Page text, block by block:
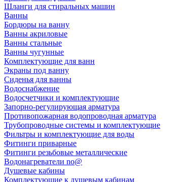
Шланги для стиральных машин
Ванны
Бордюры на ванну
Ванны акриловые
Ванны стальные
Ванны чугунные
Комплектующие для ванн
Экраны под ванну
Сиденья для ванны
Водоснабжение
Водосчетчики и комплектующие
Запорно-регулирующая арматура
Противопожарная водопроводная арматура
Трубопроводные системы и комплектующие
Фильтры и комплектующие для воды
Фитинги приварные
Фитинги резьбовые металлические
Водонагреватели no@
Душевые кабины
Комплектующие к душевым кабинам